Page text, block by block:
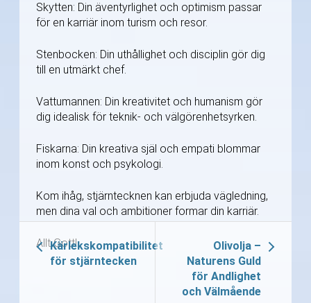
Skytten: Din äventyrlighet och optimism passar
för en karriär inom turism och resor.
Stenbocken: Din uthållighet och disciplin gör dig
till en utmärkt chef.
Vattumannen: Din kreativitet och humanism gör
dig idealisk för teknik- och välgörenhetsyrken.
Fiskarna: Din kreativa själ och empati blommar
inom konst och psykologi.
Kom ihåg, stjärntecknen kan erbjuda vägledning,
men dina val och ambitioner formar din karriär.
Allt Gott!
Kärlekskompatibilitet
för stjärntecken
Olivolja –
Naturens Guld
för Andlighet
och Välmående